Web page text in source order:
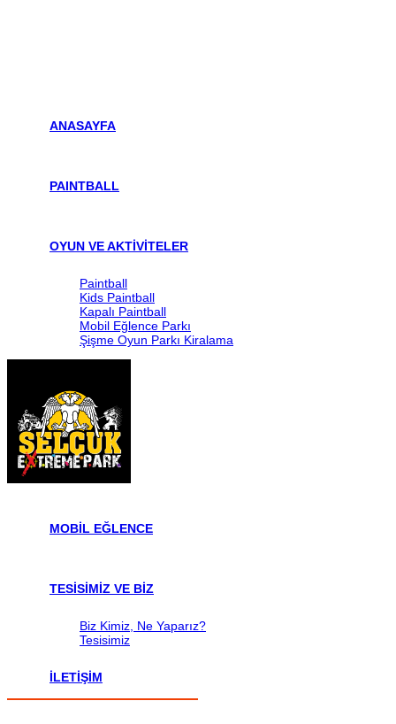
ANASAYFA
PAINTBALL
OYUN VE AKTİVİTELER
Paintball
Kids Paintball
Kapalı Paintball
Mobil Eğlence Parkı
Şişme Oyun Parkı Kiralama
MOBİL EĞLENCE
TESİSİMİZ VE BİZ
Biz Kimiz, Ne Yaparız?
Tesisimiz
İLETİŞİM